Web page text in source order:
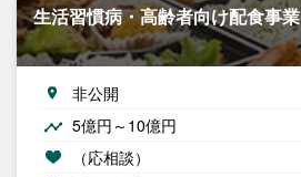
生活習慣病・高齢者向け配食事業
非公開
5億円～10億円
（応相談）